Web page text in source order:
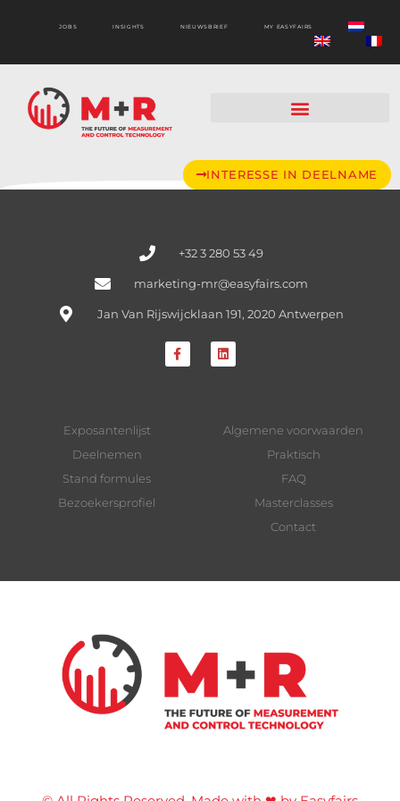
JOBS INSIGHTS NIEUWSBRIEF MY EASYFAIRS
INTERESSE IN DEELNAME
+32 3 280 53 49
marketing-mr@easyfairs.com
Jan Van Rijswijcklaan 191, 2020 Antwerpen
Exposantenlijst
Deelnemen
Stand formules
Bezoekersprofiel
Algemene voorwaarden
Praktisch
FAQ
Masterclasses
Contact